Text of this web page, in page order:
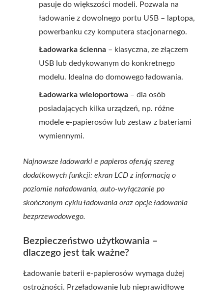
pasuje do większości modeli. Pozwala na
ładowanie z dowolnego portu USB – laptopa,
powerbanku czy komputera stacjonarnego.
Ładowarka ścienna – klasyczna, ze złączem
USB lub dedykowanym do konkretnego
modelu. Idealna do domowego ładowania.
Ładowarka wieloportowa – dla osób
posiadających kilka urządzeń, np. różne
modele e-papierosów lub zestaw z bateriami
wymiennymi.
Najnowsze ładowarki e papieros oferują szereg
dodatkowych funkcji: ekran LCD z informacją o
poziomie naładowania, auto-wyłączanie po
skończonym cyklu ładowania oraz opcje ładowania
bezprzewodowego.
Bezpieczeństwo użytkowania –
dlaczego jest tak ważne?
Ładowanie baterii e-papierosów wymaga dużej
ostrożności. Przeładowanie lub nieprawidłowe